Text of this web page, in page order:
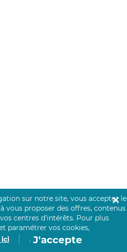
sur notre site, vous acceptez le
vous proposer des offres, contenus
centres d’intérêts. Pour plus
paramétrer vos cookies,
. J'accepte
✕